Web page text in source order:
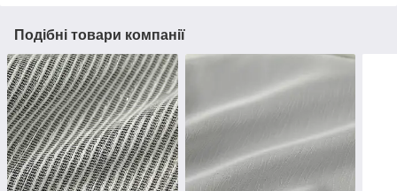
Подібні товари компанії